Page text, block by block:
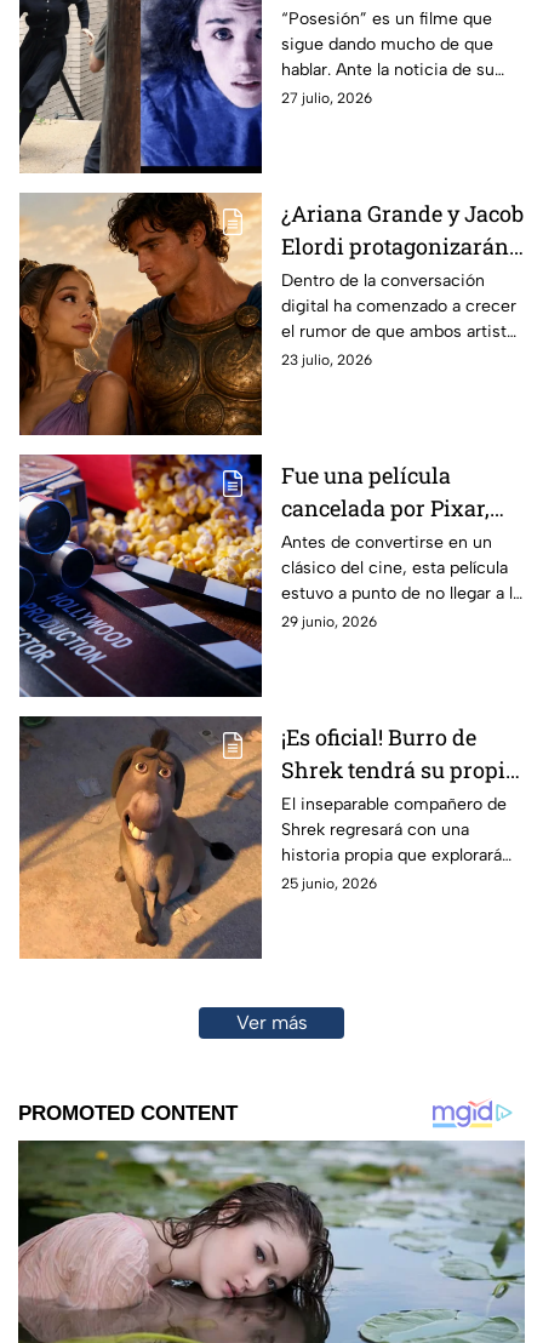
remasterización de
"Posesión" junto a
Margaret Qualley
“Posesión” es un filme que
sigue dando mucho de que
hablar. Ante la noticia de su
remasterización, te
27 julio, 2026
¿Ariana Grande y Jacob
Elordi protagonizarán
Hércules? Esto es lo que
dicen los rumores
Dentro de la conversación
digital ha comenzado a crecer
el rumor de que ambos artistas
serían considerados para
23 julio, 2026
Fue una película
cancelada por Pixar,
tuvo un rescate
milagroso, y ahora es
una de las franquicias
más exitosas de todo
7
Antes de convertirse en un
clásico del cine, esta película
estuvo a punto de no llegar a la
pantalla grande.
29 junio, 2026
¡Es oficial! Burro de
Shrek tendrá su propia
película y ya tiene
fecha de estreno
El inseparable compañero de
Shrek regresará con una
historia propia que explorará
sus orígenes.
25 junio, 2026
Ver más